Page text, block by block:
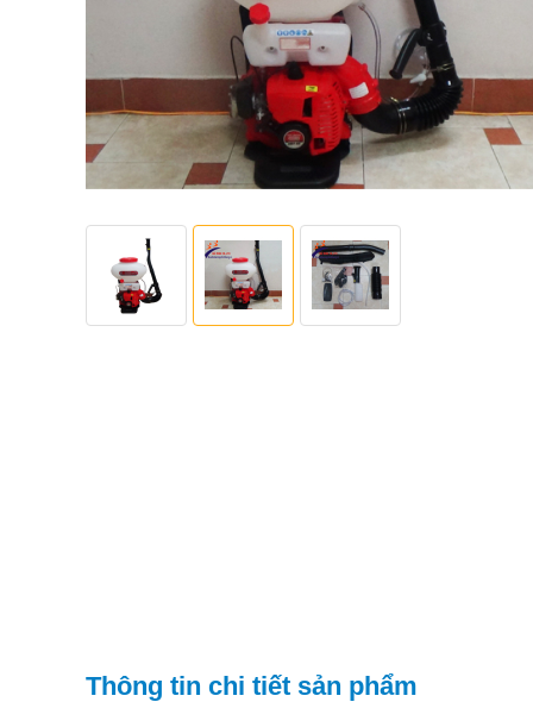
Thông tin chi tiết sản phẩm